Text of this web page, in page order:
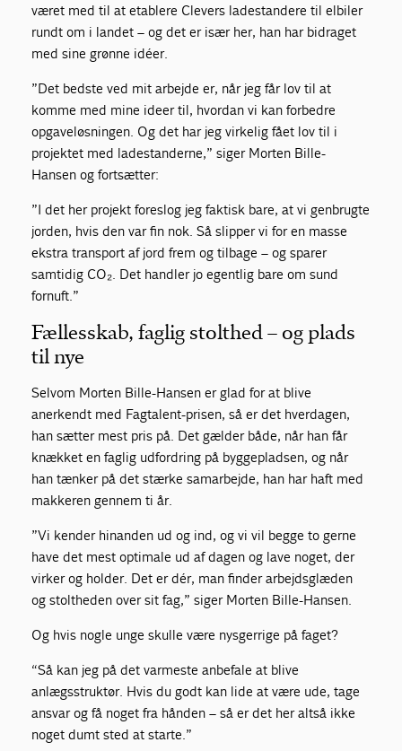
været med til at etablere Clevers ladestandere til elbiler
rundt om i landet – og det er især her, han har bidraget
med sine grønne idéer.
”Det bedste ved mit arbejde er, når jeg får lov til at
komme med mine ideer til, hvordan vi kan forbedre
opgaveløsningen. Og det har jeg virkelig fået lov til i
projektet med ladestanderne,” siger Morten Bille-
Hansen og fortsætter:
”I det her projekt foreslog jeg faktisk bare, at vi genbrugte
jorden, hvis den var fin nok. Så slipper vi for en masse
ekstra transport af jord frem og tilbage – og sparer
samtidig CO₂. Det handler jo egentlig bare om sund
fornuft.”
Fællesskab, faglig stolthed – og plads
til nye
Selvom Morten Bille-Hansen er glad for at blive
anerkendt med Fagtalent-prisen, så er det hverdagen,
han sætter mest pris på. Det gælder både, når han får
knækket en faglig udfordring på byggepladsen, og når
han tænker på det stærke samarbejde, han har haft med
makkeren gennem ti år.
”Vi kender hinanden ud og ind, og vi vil begge to gerne
have det mest optimale ud af dagen og lave noget, der
virker og holder. Det er dér, man finder arbejdsglæden
og stoltheden over sit fag,” siger Morten Bille-Hansen.
Og hvis nogle unge skulle være nysgerrige på faget?
“Så kan jeg på det varmeste anbefale at blive
anlægsstruktør. Hvis du godt kan lide at være ude, tage
ansvar og få noget fra hånden – så er det her altså ikke
noget dumt sted at starte.”